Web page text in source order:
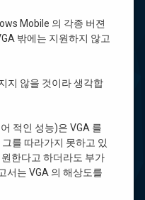
Mobile 의 각종 버젼
밖에는 지원하지 않고
지 않을 것이라 생각합
적인 성능)은 VGA 를
를 따라가지 못하고 있
한다고 하더라도 부가
서는 VGA 의 해상도를